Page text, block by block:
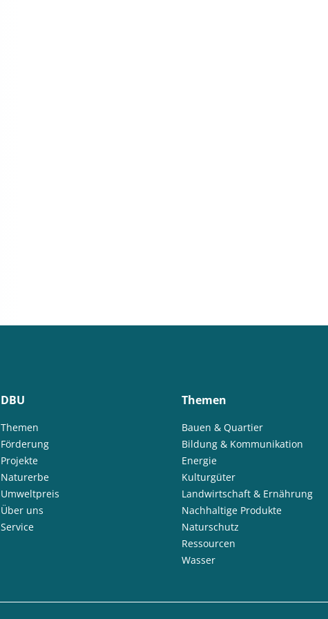
DBU
Themen
Förderung
Projekte
Naturerbe
Umweltpreis
Über uns
Service
Themen
Bauen & Quartier
Bildung & Kommunikation
Energie
Kulturgüter
Landwirtschaft & Ernährung
Nachhaltige Produkte
Naturschutz
Ressourcen
Wasser